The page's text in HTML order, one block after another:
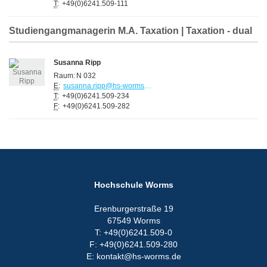
T: +49(0)6241.509-111
Studiengangmanagerin M.A. Taxation | Taxation - dual
Susanna Ripp
Raum: N 032
E:
susanna.ripp@hs-worms.de
T: +49(0)6241.509-234
F: +49(0)6241.509-282
Hochschule Worms
Erenburgerstraße 19
67549 Worms
T: +49(0)6241.509-0
F: +49(0)6241.509-280
E: kontakt@hs-worms.de